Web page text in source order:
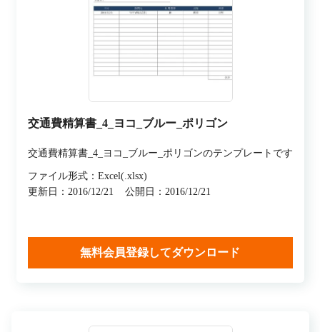
交通費精算書_4_ヨコ_ブルー_ポリゴン
交通費精算書_4_ヨコ_ブルー_ポリゴンのテンプレートです
ファイル形式：Excel(.xlsx)
更新日：2016/12/21
公開日：2016/12/21
無料会員登録してダウンロード